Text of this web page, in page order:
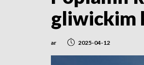
gliwickim
ar 2025-04-12